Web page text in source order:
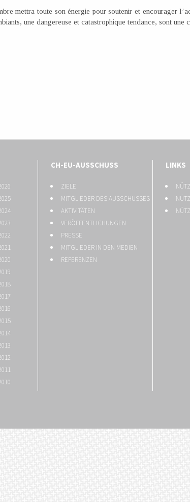
mettra toute son énergie pour soutenir et encourager
une dangereuse et catastrophique tendance, sont une
CH-EU-AUSSCHUSS
ZIELE
MITGLIEDER DES AUSSCHUSSES
AKTIVITÄTEN
VERÖFFENTLICHUNGEN
PRESSE
MITGLIEDER IN DEN MEDIEN
REFERENZEN
LINKS